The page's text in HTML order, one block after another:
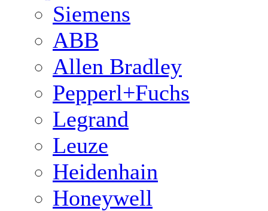
Siemens
ABB
Allen Bradley
Pepperl+Fuchs
Legrand
Leuze
Heidenhain
Honeywell